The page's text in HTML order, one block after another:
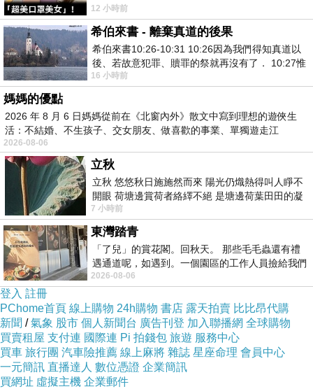
12 小時前
希伯來書 - 離棄真道的後果
希伯來書10:26-10:31 10:26因為我們得知真道以
後、若故意犯罪、贖罪的祭就再沒有了． 10:27惟
有戰懼等候審判和那燒滅眾敵人的烈火
16 小時前
媽媽的優點
2026 年 8 月 6 日媽媽從前在《北窗內外》散文中寫到理想的遊俠生
活：不結婚、不生孩子、交女朋友、做喜歡的事業、單獨遊走江
湖⋯⋯，
2026-08-06
立秋
立秋 悠悠秋日施施然而來 陽光仍熾熱得叫人睜不
開眼 荷塘邊賞荷者絡繹不絕 是塘邊荷葉田田的凝
望 風中飄逸的是映日荷花別樣紅
7 小時前
東灣踏青
「了兒」的賞花閣。回秋天。 那些毛毛蟲還有禮
遇通道呢，如遇到。一個園區的工作人員撿給我們
細賞。
2026-08-06
登入 註冊
PChome首頁 線上購物 24h購物 書店 露天拍賣 比比昂代購
新聞 /氣象 股市 個人新聞台 廣告刊登 加入聯播網 全球購物
買賣租屋 支付連 國際連 Pi 拍錢包 旅遊 服務中心
買車 旅行團 汽車險推薦 線上麻將 雜誌 星座命理 會員中心
一元簡訊 直播達人 數位憑證 企業簡訊
買網址 虛擬主機 企業郵件